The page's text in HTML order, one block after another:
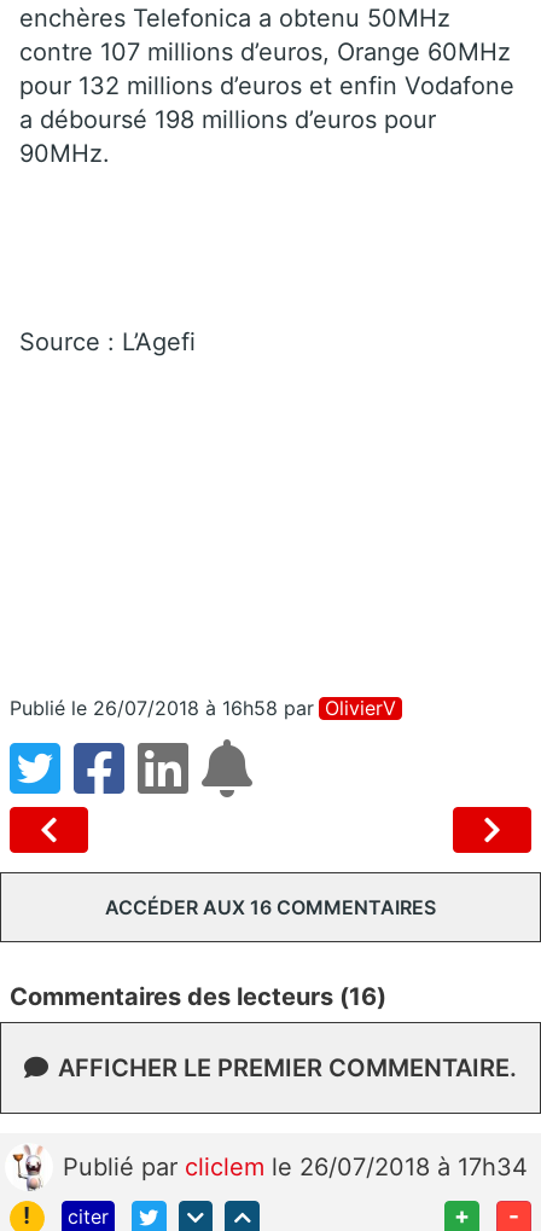
enchères Telefonica a obtenu 50MHz
contre 107 millions d’euros, Orange 60MHz
pour 132 millions d’euros et enfin Vodafone
a déboursé 198 millions d’euros pour
90MHz.
Source : L’Agefi
Publié le 26/07/2018 à 16h58 par OlivierV
ACCÉDER AUX 16 COMMENTAIRES
Commentaires des lecteurs (16)
AFFICHER LE PREMIER COMMENTAIRE.
Publié par cliclem le 26/07/2018 à 17h34
!
citer + -